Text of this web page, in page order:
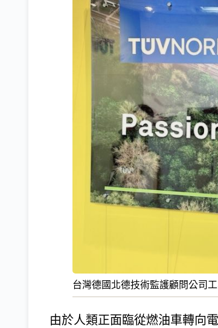
台灣德國北德技術監護顧問公司
由於人類正面臨從燃油車轉向